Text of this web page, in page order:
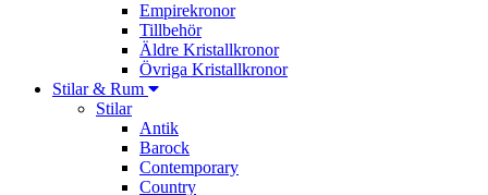
Empirekronor
Tillbehör
Äldre Kristallkronor
Övriga Kristallkronor
Stilar & Rum
Stilar
Antik
Barock
Contemporary
Country